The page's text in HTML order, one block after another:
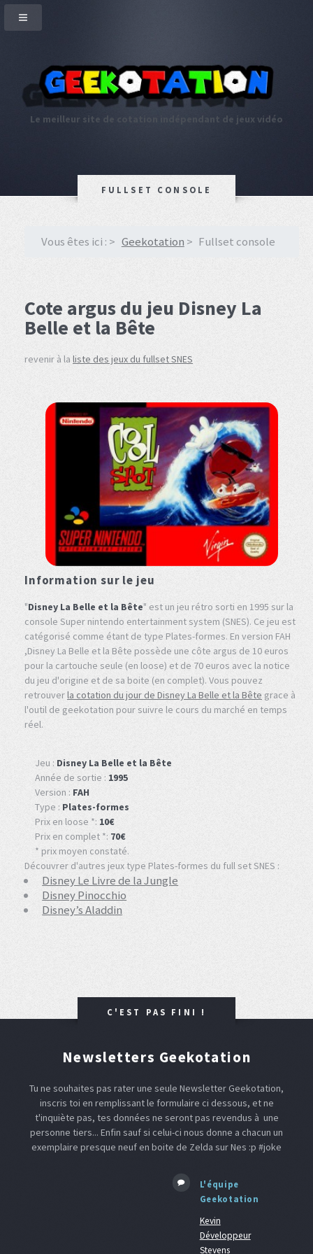
Le meilleur site de cotation indépendant de jeux vidéo
FULLSET CONSOLE
Vous êtes ici : Geekotation Fullset console
Cote argus du jeu Disney La
Belle et la Bête
revenir à la liste des jeux du fullset SNES
Information sur le jeu
"Disney La Belle et la Bête" est un jeu rétro sorti en 1995 sur la
console Super nintendo entertainment system (SNES). Ce jeu est
catégorisé comme étant de type Plates-formes. En version FAH
,Disney La Belle et la Bête possède une côte argus de 10 euros
pour la cartouche seule (en loose) et de 70 euros avec la notice
du jeu d'origine et de sa boite (en complet). Vous pouvez
retrouverla cotation du jour de Disney La Belle et la Bête grace à
l'outil de geekotation pour suivre le cours du marché en temps
réel.
Jeu : Disney La Belle et la Bête
Année de sortie : 1995
Version : FAH
Type : Plates-formes
Prix en loose *: 10€
Prix en complet *: 70€
* prix moyen constaté.
Découvrer d'autres jeux type Plates-formes du full set SNES :
Disney Le Livre de la Jungle
Disney Pinocchio
Disney’s Aladdin
C'EST PAS FINI !
Newsletters Geekotation
Tu ne souhaites pas rater une seule Newsletter Geekotation,
inscris toi en remplissant le formulaire ci dessous, et ne
t'inquiète pas, tes données ne seront pas revendus à une
personne tiers... Enfin sauf si celui-ci nous donne a chacun un
exemplaire presque neuf en boite de Zelda sur Nes :p #joke
L'équipe
Geekotation
Kevin
Développeur
Stevens